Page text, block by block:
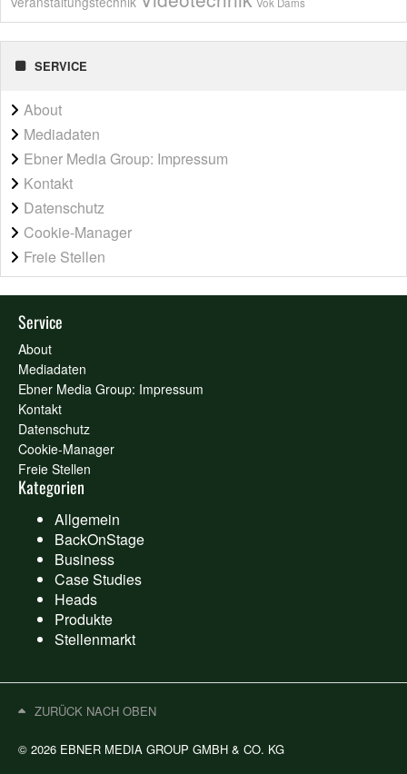
SERVICE
About
Mediadaten
Ebner Media Group: Impressum
Kontakt
Datenschutz
Cookie-Manager
Freie Stellen
Service
About
Mediadaten
Ebner Media Group: Impressum
Kontakt
Datenschutz
Cookie-Manager
Freie Stellen
Kategorien
Allgemein
BackOnStage
Business
Case Studies
Heads
Produkte
Stellenmarkt
© 2026 EBNER MEDIA GROUP GMBH & CO. KG
ZURÜCK NACH OBEN